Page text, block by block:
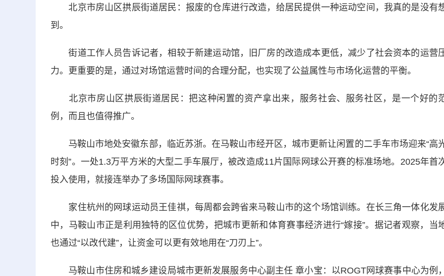
北京市房山区拱辰街道居民：报废的仓库进行改造，给居民提供一种运动空间，我真的是没有
到。
街道工作人员告诉记者，相较于新建运动馆，旧厂房的改造成本更低，减少了社会资本的运营
力。更重要的是，通过对场馆运营时间的合理分配，也实现了公益属性与市场化运营的平衡。
北京市房山区拱辰街道居民：把这种闲置的资产拿出来，服务社会、服务社区，是一个好的
例，而且也值得推广。
马鞍山市地处安徽东部，临近苏浙。在马鞍山市经开区，城市更新让闲置的二手车市场迎来“高
时刻”。一处1.3万平方米的大型二手车展厅，被改造成11片国际网球公开赛的标准场地。2025年首
投入使用，就接连举办了多场国际网球赛事。
家住杭州的网球运动员王佳祺，每周都会跨省来马鞍山市的这个场馆训练。在长三角一体化发
中，马鞍山市正是利用独特的区位优势，把城市更新和体育赛事经济进行“嫁接”。据记者观察，当
也通过“以改代建”，让资金可以更有效地用在“刀刃上”。
马鞍山市住房和城乡建设局城市更新发展服务中心副主任 章小宝：以ROGT网球赛事中心为例，